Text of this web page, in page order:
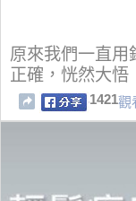
原來我們一直用
正確，恍然大悟
1421觀